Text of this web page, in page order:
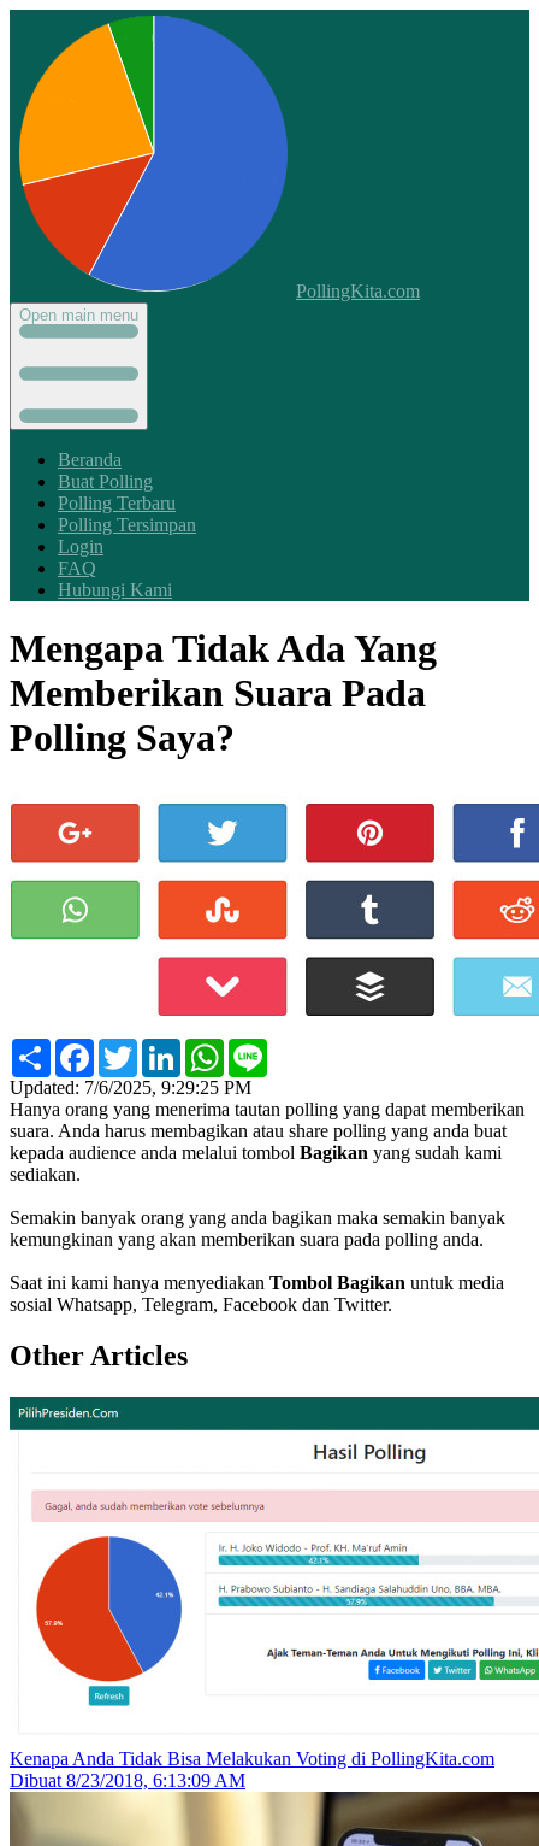
PollingKita.com
Open main menu
Beranda
Buat Polling
Polling Terbaru
Polling Tersimpan
Login
FAQ
Hubungi Kami
Mengapa Tidak Ada Yang
Memberikan Suara Pada
Polling Saya?
Share FacebookTwitterLinkedInWhatsApp
Updated: 7/6/2025, 9:29:25 PM
Hanya orang yang menerima tautan polling yang dapat memberikan
suara. Anda harus membagikan atau share polling yang anda buat
kepada audience anda melalui tombol Bagikan yang sudah kami
sediakan.
Semakin banyak orang yang anda bagikan maka semakin banyak
kemungkinan yang akan memberikan suara pada polling anda.
Saat ini kami hanya menyediakan Tombol Bagikan untuk media
sosial Whatsapp, Telegram, Facebook dan Twitter.
Other Articles
Kenapa Anda Tidak Bisa Melakukan Voting di PollingKita.com
Dibuat 8/23/2018, 6:13:09 AM